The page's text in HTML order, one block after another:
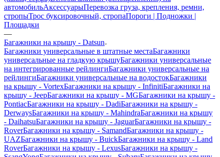
автомобильАксессуарыПеревозка груза, крепления, ремни,
стропыТрос буксировочный, стропаПороги | Подножки |
Площадки
—
Багажники на крышу - Datsun
Багажники универсальные в штатные местаБагажники
универсальные на гладкую крышуБагажники универсальные
на интегрированные рейлингиБагажники универсальные на
рейлингиБагажники универсальные на водостокБагажники
на крышу - VortexБагажники на крышу - InfinitiБагажники на
крышу - JeepБагажники на крышу - MGБагажники на крышу -
PontiacБагажники на крышу - DadiБагажники на крышу -
DerwaysБагажники на крышу - MahindraБагажники на крышу
- DaihatsuБагажники на крышу - JaguarБагажники на крышу -
RoverБагажники на крышу - SamandБагажники на крышу -
UAZБагажники на крышу - BuickБагажники на крышу - Land
RoverБагажники на крышу - LexusБагажники на крышу -